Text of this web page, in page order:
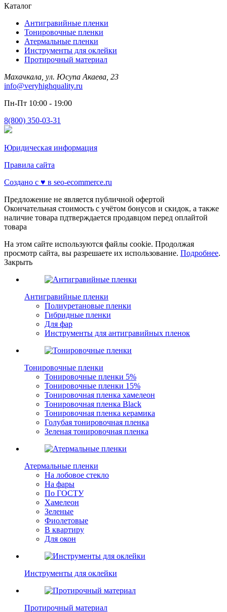
Каталог
Антигравийные пленки
Тонировочные пленки
Атермальные пленки
Инструменты для оклейки
Протирочный материал
Махачкала, ул. Юсупа Акаева, 23
info@veryhighquality.ru
Пн-Пт 10:00 - 19:00
8(800) 350-03-31
Юридическая информация
Правила сайта
Создано с ♥️ в seo-ecommerce.ru
Предложение не является публичной офертой
Окончательная стоимость с учётом бонусов и скидок, а также
наличие товара пдтверждается продавцом перед оплайтой
товара
На этом сайте используются файлы cookie. Продолжая
просмотр сайта, вы разрешаете их использование. Подробнее.
Закрыть
Антигравийные пленки
Полиуретановые пленки
Гибридные пленки
Для фар
Инструменты для антигравийных пленок
Тонировочные пленки
Тонировочные пленки 5%
Тонировочные пленки 15%
Тонировочная пленка хамелеон
Тонировочная пленка Black
Тонировочная пленка керамика
Голубая тонировочная пленка
Зеленая тонировочная пленка
Атермальные пленки
На лобовое стекло
На фары
По ГОСТУ
Хамелеон
Зеленые
Фиолетовые
В квартиру
Для окон
Инструменты для оклейки
Протирочный материал